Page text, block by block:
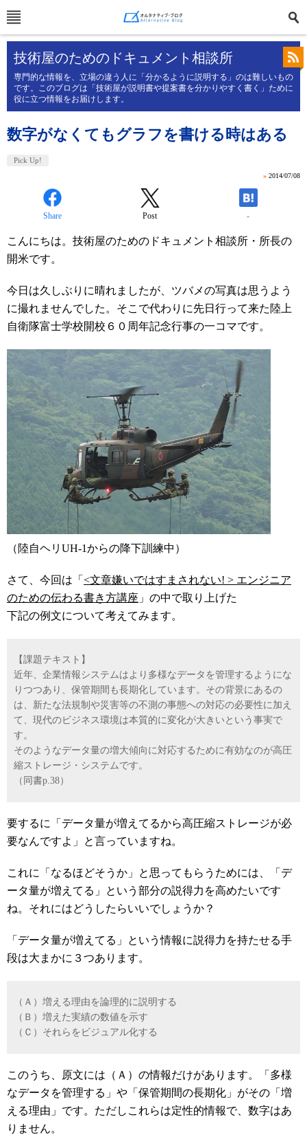
技術屋のためのドキュメント相談所
専門的な情報を、立場の違う人に「分かるように説明する」のは難しいもの
です。このブログは「技術屋が説明書や提案書を分かりやすく書く」ために
役に立つ情報をお届けします。
数字がなくてもグラフを書ける時はある
Pick Up!
» 2014/07/08
Share Post -
こんにちは。技術屋のためのドキュメント相談所・所長の
開米です。
今日は久しぶりに晴れましたが、ツバメの写真は思うよう
に撮れませんでした。そこで代わりに先日行って来た陸上
自衛隊富士学校開校６０周年記念行事の一コマです。
（陸自ヘリUH-1からの降下訓練中）
さて、今回は「 <文章嫌いではすまされない! > エンジニア
のための伝わる書き方講座 」の中で取り上げた
下記の例文について考えてみます。
【課題テキスト】
近年、企業情報システムはより多様なデータを管理するようにな
りつつあり、保管期間も長期化しています。その背景にあるの
は、新たな法規制や災害等の不測の事態への対応の必要性に加え
て、現代のビジネス環境は本質的に変化が大きいという事実で
す。
そのようなデータ量の増大傾向に対応するために有効なのが高圧
縮ストレージ・システムです。
（同書p.38）
要するに「データ量が増えてるから高圧縮ストレージが必
要なんですよ」と言っていますね。
これに「なるほどそうか」と思ってもらうためには、「デ
ータ量が増えてる」という部分の説得力を高めたいです
ね。それにはどうしたらいいでしょうか？
「データ量が増えてる」という情報に説得力を持たせる手
段は大まかに３つあります。
（Ａ）増える理由を論理的に説明する
（Ｂ）増えた実績の数値を示す
（Ｃ）それらをビジュアル化する
このうち、原文には（Ａ）の情報だけがあります。「多様
なデータを管理する」や「保管期間の長期化」がその「増
える理由」です。ただしこれらは定性的情報で、数字はあ
りません。